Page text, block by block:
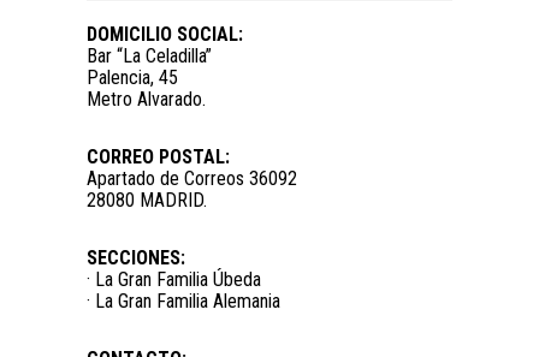
DOMICILIO SOCIAL:
Bar “La Celadilla”
Palencia, 45
Metro Alvarado.
CORREO POSTAL:
Apartado de Correos 36092
28080 MADRID.
SECCIONES:
· La Gran Familia Úbeda
· La Gran Familia Alemania